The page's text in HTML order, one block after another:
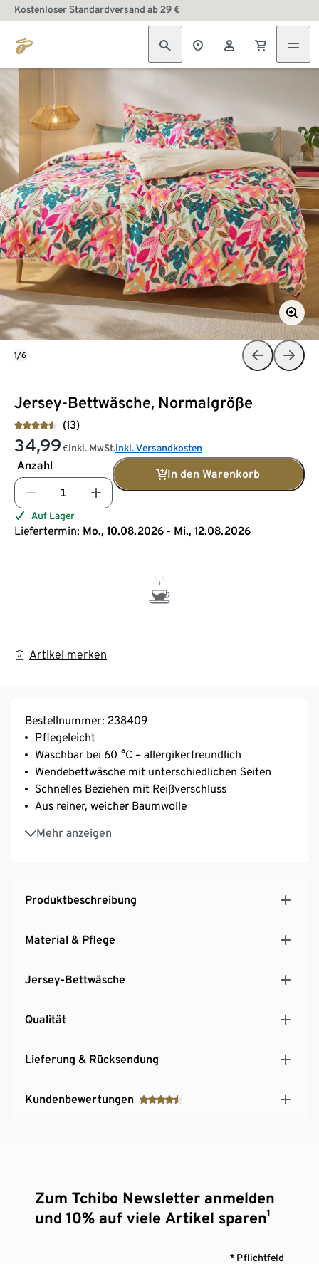
Kostenloser Standardversand ab 29 €
Jersey-Bettwäsche, Normalgröße
(13)
34,99 €inkl. MwSt.inkl. Versandkosten
Anzahl
In den Warenkorb
Auf Lager
Liefertermin: Mo., 10.08.2026 - Mi., 12.08.2026
Artikel merken
1/6
Bestellnummer: 238409
Pflegeleicht
Waschbar bei 60 °C – allergikerfreundlich
Wendebettwäsche mit unterschiedlichen Seiten
Schnelles Beziehen mit Reißverschluss
Aus reiner, weicher Baumwolle
Mehr anzeigen
Weich und anschmiegsam durch elastische
Maschenware
Produktbeschreibung
Material & Pflege
Jersey-Bettwäsche
Qualität
Lieferung & Rücksendung
Kundenbewertungen
Zum Tchibo Newsletter anmelden
und 10% auf viele Artikel sparen¹
* Pflichtfeld